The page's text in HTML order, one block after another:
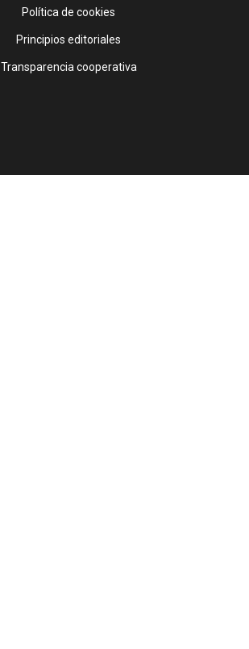
Política de cookies
Principios editoriales
Transparencia cooperativa